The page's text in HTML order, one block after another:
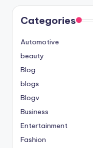
Categories
Automotive
beauty
Blog
blogs
Blogv
Business
Entertainment
Fashion